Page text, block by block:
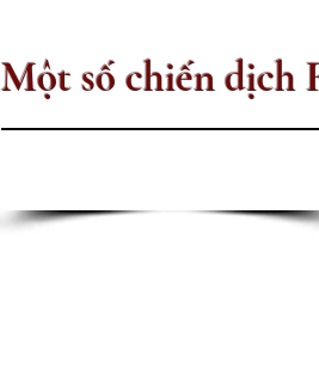
Một số chiến dịch